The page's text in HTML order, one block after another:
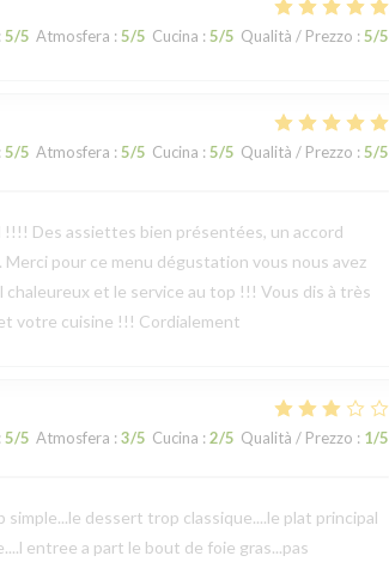
5/5 Atmosfera : 5/5 Cucina : 5/5 Qualità / Prezzo : 5/5
5/5 Atmosfera : 5/5 Cucina : 5/5 Qualità / Prezzo : 5/5
Des assiettes bien présentées, un accord
pour ce menu dégustation vous nous avez
et le service au top !!! Vous dis à très
votre cuisine !!! Cordialement
5/5 Atmosfera : 3/5 Cucina : 2/5 Qualità / Prezzo : 1/5
dessert trop classique....le plat principal
entree a part le bout de foie gras...pas